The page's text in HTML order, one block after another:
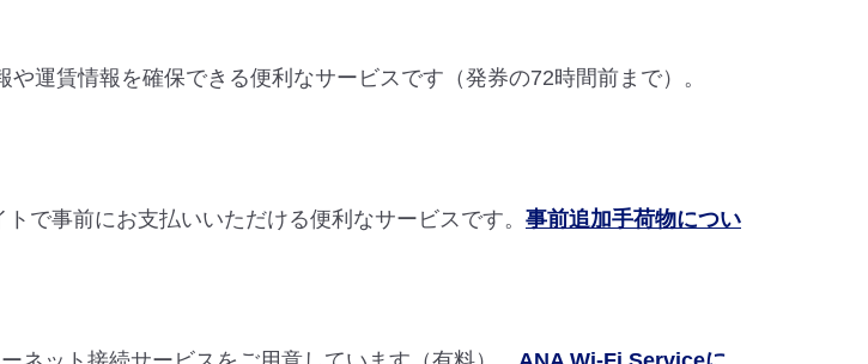
運賃情報を確保できる便利なサービスです（発券の72時間前まで）。
で事前にお支払いいただける便利なサービスです。 事前追加手荷物につい